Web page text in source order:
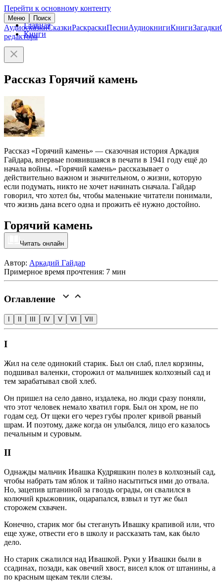
Перейти к основному контенту
Меню Поиск
АудиосказкиСказкиРаскраскиПесниАудиокнигиКнигиЗагадки
редактора
Главная
Книги
Рассказ Горячий камень
Рассказ «Горячий камень» — сказочная история Аркадия
Гайдара, впервые появившаяся в печати в 1941 году ещё до
начала войны. «Горячий камень» рассказывает о
действительно важном и значительном, о жизни, которую
если подумать, никто не хочет начинать сначала. Гайдар
говорил, что хотел бы, чтобы маленькие читатели понимали,
что жизнь дана всего одна и прожить её нужно достойно.
Горячий камень
Читать онлайн
Автор: Аркадий Гайдар
Примерное время прочтения: 7 мин
Оглавление
IV V VI VII
I
Жил на селе одинокий старик. Был он слаб, плел корзины,
подшивал валенки, сторожил от мальчишек колхозный сад и
тем зарабатывал свой хлеб.
Он пришел на село давно, издалека, но люди сразу поняли,
что этот человек немало хватил горя. Был он хром, не по
годам сед. От щеки его через губы пролег кривой рваный
шрам. И поэтому, даже когда он улыбался, лицо его казалось
печальным и суровым.
II
Однажды мальчик Ивашка Кудряшкин полез в колхозный сад,
чтобы набрать там яблок и тайно насытиться ими до отвала.
Но, зацепив штаниной за гвоздь ограды, он свалился в
колючий крыжовник, оцарапался, взвыл и тут же был
сторожем схвачен.
Конечно, старик мог бы стегануть Ивашку крапивой или, что
еще хуже, отвести его в школу и рассказать там, как было
дело.
Но старик сжалился над Ивашкой. Руки у Ивашки были в
ссадинах, позади, как овечий хвост, висел клок от штанины, а
по красным щекам текли слезы.